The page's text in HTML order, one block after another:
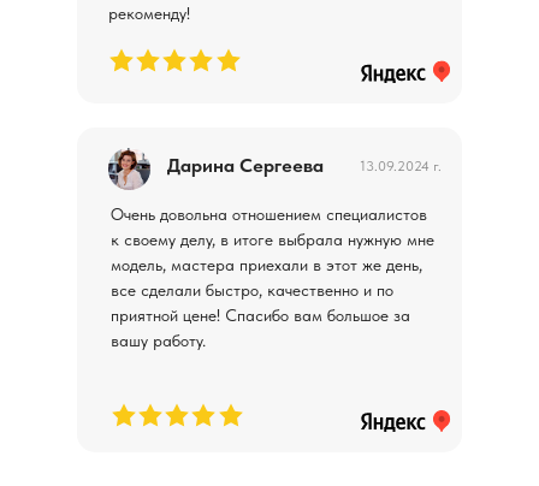
рекоменду!
Очень довольна отношением специалистов
к своему делу, в итоге выбрала нужную мне
модель, мастера приехали в этот же день,
все сделали быстро, качественно и по
приятной цене! Спасибо вам большое за
вашу работу.
Дарина Сергеева 13.09.2024 г.